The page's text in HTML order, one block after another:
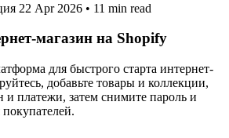
22 Apr 2026 • 11 min read
магазин на Shopify
для быстрого старта интернет-
добавьте товары и коллекции,
и платежи, затем снимите пароль и